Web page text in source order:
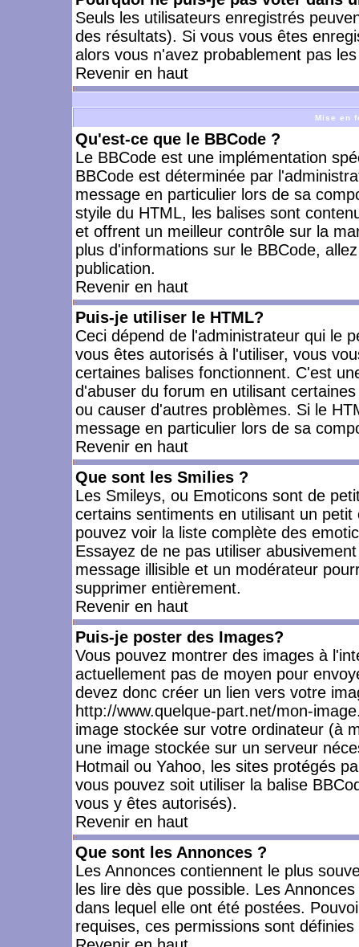
Seuls les utilisateurs enregistrés
des résultats). Si vous vous êtes
alors vous n'avez probablement pas
Revenir en haut
Mise en
Qu'est-ce que le BBCode ?
Le BBCode est une implémentation
BBCode est déterminée par
message en particulier lors de sa
styile du HTML, les balises sont
et offrent un meilleur contrôle sur la
plus d'informations sur le BBCode,
publication.
Revenir en haut
Puis-je utiliser le HTML?
Ceci dépend de l'administrateur qui le
vous êtes autorisés à l'utiliser, vous
certaines balises fonctionnent. C'est
d'abuser du forum en utilisant
ou causer d'autres problèmes. Si le
message en particulier lors de sa
Revenir en haut
Que sont les Smilies ?
Les Smileys, ou Emoticons sont de
certains sentiments en utilisant un
pouvez voir la liste complète des
Essayez de ne pas utiliser
message illisible et un modérateur
supprimer entièrement.
Revenir en haut
Puis-je poster des Images?
Vous pouvez montrer des images à
actuellement pas de moyen pour
devez donc créer un lien vers votre
http://www.quelque-part.net/mon-
image stockée sur votre ordinateur (à
une image stockée sur un serveur
Hotmail ou Yahoo, les sites protégés
vous pouvez soit utiliser la balise
vous y êtes autorisés).
Revenir en haut
Que sont les Annonces ?
Les Annonces contiennent le plus
les lire dès que possible. Les
dans lequel elle ont été postées.
requises, ces permissions sont